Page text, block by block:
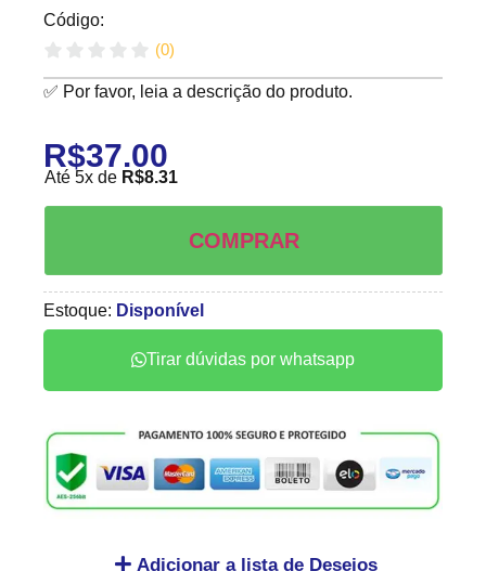
Código:
(0)
✅ Por favor, leia a descrição do produto.
R$37.00
Até 5x de R$8.31
COMPRAR
Estoque: Disponível
Tirar dúvidas por whatsapp
Adicionar a lista de Desejos